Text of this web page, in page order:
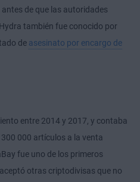
de que las autoridades
también fue conocido por
de asesinato por encargo de
entre 2014 y 2017, y contaba
000 artículos a la venta
fue uno de los primeros
otras criptodivisas que no